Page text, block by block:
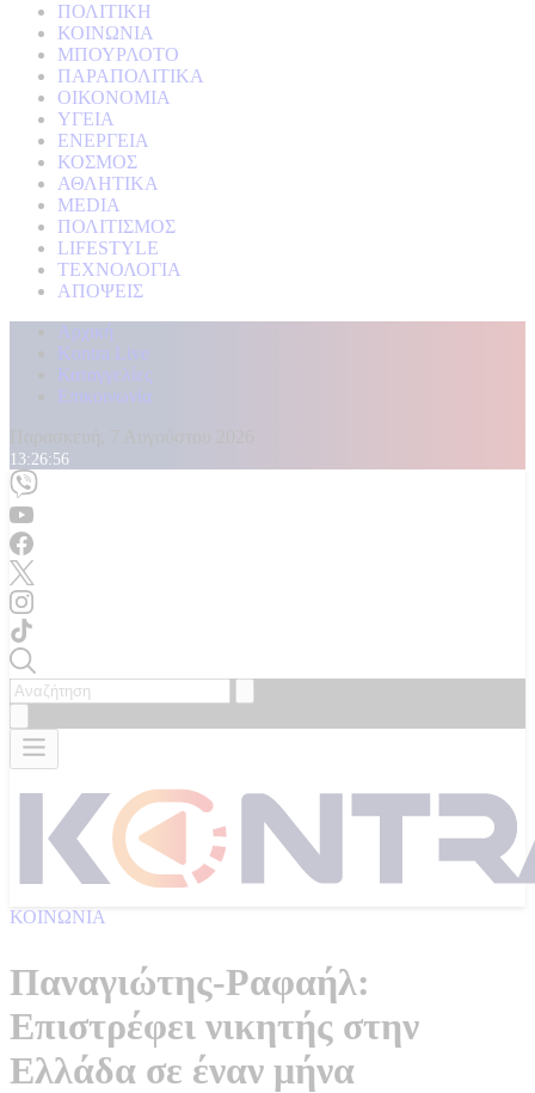
ΠΟΛΙΤΙΚΗ
ΚΟΙΝΩΝΙΑ
ΜΠΟΥΡΛΟΤΟ
ΠΑΡΑΠΟΛΙΤΙΚΑ
ΟΙΚΟΝΟΜΙΑ
ΥΓΕΙΑ
ΕΝΕΡΓΕΙΑ
ΚΟΣΜΟΣ
ΑΘΛΗΤΙΚΑ
MEDIA
ΠΟΛΙΤΙΣΜΟΣ
LIFESTYLE
ΤΕΧΝΟΛΟΓΙΑ
ΑΠΟΨΕΙΣ
Αρχική
Kontra Live
Καταγγελίες
Επικοινωνία
13:26:58
ΚΟΙΝΩΝΙΑ
Παναγιώτης-Ραφαήλ:
Επιστρέφει νικητής στην
Ελλάδα σε έναν μήνα